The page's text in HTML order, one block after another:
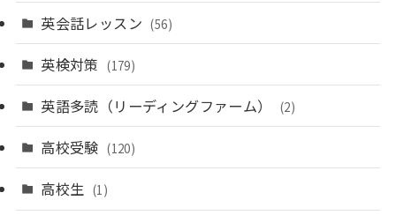
英会話レッスン (56)
英検対策 (179)
英語多読（リーディングファーム） (2)
高校受験 (120)
高校生 (1)